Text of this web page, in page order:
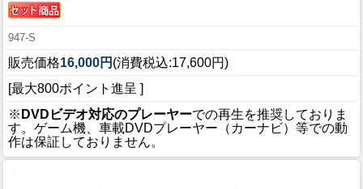
947-S
販売価格16,000円 (消費税込:17,600円)
[最大800ポイント進呈 ]
※ DVDビデオ対応のプレーヤーでの再生を推奨しておりま
す。ゲーム機、車載DVDプレーヤー（カーナビ）等での動
作は保証しておりません。